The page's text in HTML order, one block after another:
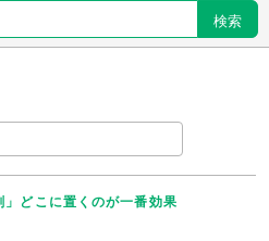
検索
」どこに置くのが一番効果